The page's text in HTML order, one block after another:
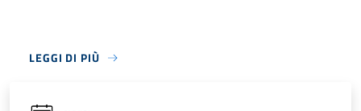
LEGGI DI PIÙ